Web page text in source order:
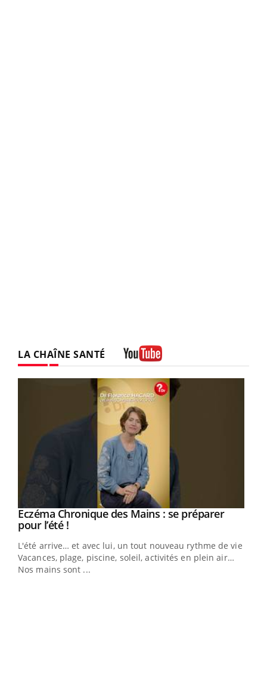
LA CHAÎNE SANTÉ
Youtube
Eczéma Chronique des Mains : se préparer
pour l’été !Youtube
L'été arrive… et avec lui, un tout nouveau rythme de vie !
Vacances, plage, piscine, soleil, activités en plein air…
Nos mains sont ...